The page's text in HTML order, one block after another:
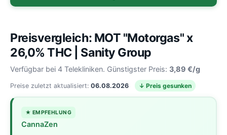
Preisvergleich: MOT "Motorgas" x
26,0% THC | Sanity Group
Verfügbar bei 4 Telekliniken. Günstigster Preis: 3,89 €/g
Preise zuletzt aktualisiert: 06.08.2026 ↓ Preis gesunken
★ EMPFEHLUNG
CannaZen